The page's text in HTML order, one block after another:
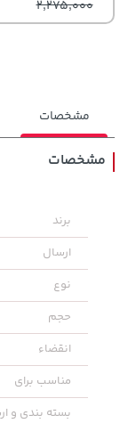
2,275,000
22,580,000 تومان
مشخصات
مشخصات
برند
ارسال
نوع
حجم
انقضاء
مناسب برای
بسته بندی و